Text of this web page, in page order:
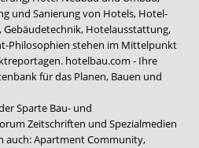
und Sanierung von Hotels, Hotel-
Hotelausstattung,
Philosophien stehen im Mittelpunkt
hotelbau.com - Ihre
für das Planen, Bauen und
Sparte Bau- und
Zeitschriften und Spezialmedien
auch:Apartment Community,